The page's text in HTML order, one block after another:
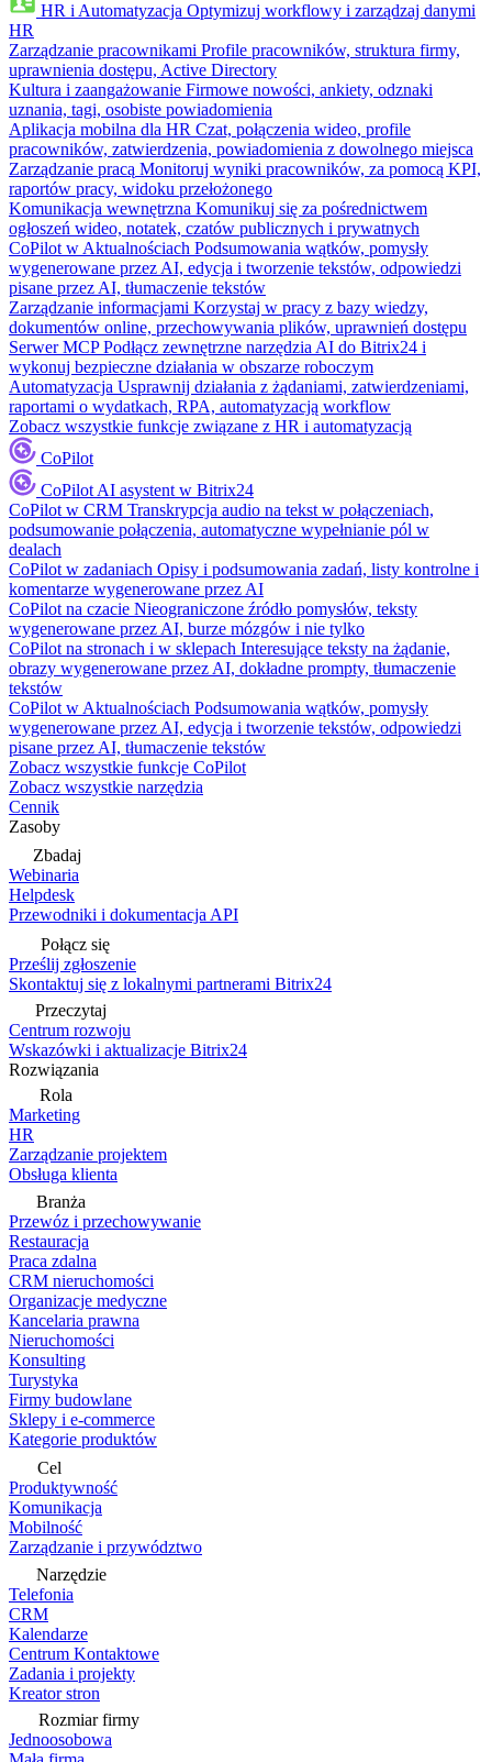
HR i Automatyzacja Optymizuj workflowy i zarządzaj danymi
HR
Zarządzanie pracownikami Profile pracowników, struktura firmy,
uprawnienia dostępu, Active Directory
Kultura i zaangażowanie Firmowe nowości, ankiety, odznaki
uznania, tagi, osobiste powiadomienia
Aplikacja mobilna dla HR Czat, połączenia wideo, profile
pracowników, zatwierdzenia, powiadomienia z dowolnego miejsca
Zarządzanie pracą Monitoruj wyniki pracowników, za pomocą KPI,
raportów pracy, widoku przełożonego
Komunikacja wewnętrzna Komunikuj się za pośrednictwem
ogłoszeń wideo, notatek, czatów publicznych i prywatnych
CoPilot w Aktualnościach Podsumowania wątków, pomysły
wygenerowane przez AI, edycja i tworzenie tekstów, odpowiedzi
pisane przez AI, tłumaczenie tekstów
Zarządzanie informacjami Korzystaj w pracy z bazy wiedzy,
dokumentów online, przechowywania plików, uprawnień dostępu
Serwer MCP Podłącz zewnętrzne narzędzia AI do Bitrix24 i
wykonuj bezpieczne działania w obszarze roboczym
Automatyzacja Usprawnij działania z żądaniami, zatwierdzeniami,
raportami o wydatkach, RPA, automatyzacją workflow
Zobacz wszystkie funkcje związane z HR i automatyzacją
CoPilot
CoPilot AI asystent w Bitrix24
CoPilot w CRM Transkrypcja audio na tekst w połączeniach,
podsumowanie połączenia, automatyczne wypełnianie pól w
dealach
CoPilot w zadaniach Opisy i podsumowania zadań, listy kontrolne i
komentarze wygenerowane przez AI
CoPilot na czacie Nieograniczone źródło pomysłów, teksty
wygenerowane przez AI, burze mózgów i nie tylko
CoPilot na stronach i w sklepach Interesujące teksty na żądanie,
obrazy wygenerowane przez AI, dokładne prompty, tłumaczenie
tekstów
CoPilot w Aktualnościach Podsumowania wątków, pomysły
wygenerowane przez AI, edycja i tworzenie tekstów, odpowiedzi
pisane przez AI, tłumaczenie tekstów
Zobacz wszystkie funkcje CoPilot
Zobacz wszystkie narzędzia
Cennik
Zasoby
Zbadaj
Webinaria
Helpdesk
Przewodniki i dokumentacja API
Połącz się
Prześlij zgłoszenie
Skontaktuj się z lokalnymi partnerami Bitrix24
Przeczytaj
Centrum rozwoju
Wskazówki i aktualizacje Bitrix24
Rozwiązania
Rola
Marketing
HR
Zarządzanie projektem
Obsługa klienta
Branża
Przewóz i przechowywanie
Restauracja
Praca zdalna
CRM nieruchomości
Organizacje medyczne
Kancelaria prawna
Nieruchomości
Konsulting
Turystyka
Firmy budowlane
Sklepy i e-commerce
Kategorie produktów
Cel
Produktywność
Komunikacja
Mobilność
Zarządzanie i przywództwo
Narzędzie
Telefonia
CRM
Kalendarze
Centrum Kontaktowe
Zadania i projekty
Kreator stron
Rozmiar firmy
Jednoosobowa